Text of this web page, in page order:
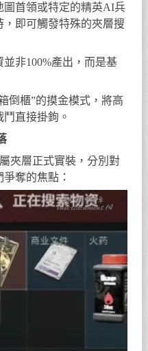
圖首領或特定的精英AI兵
即可觸發特殊的夾層搜
非100%產出，而是基
倒櫃”的摸金模式，將高
直接掛鉤。
夾層正式實裝，分別對
奪的焦點：